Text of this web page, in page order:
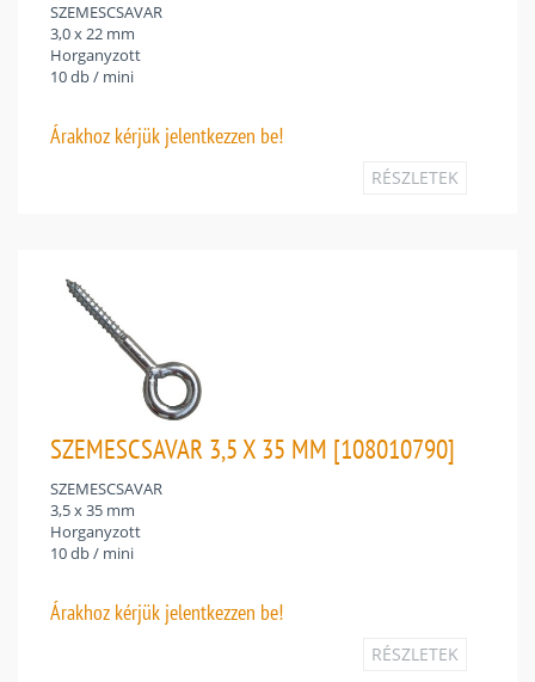
SZEMESCSAVAR
3,0 x 22 mm
Horganyzott
10 db / mini
Árakhoz kérjük jelentkezzen be!
RÉSZLETEK
SZEMESCSAVAR 3,5 X 35 MM [108010790]
SZEMESCSAVAR
3,5 x 35 mm
Horganyzott
10 db / mini
Árakhoz kérjük jelentkezzen be!
RÉSZLETEK